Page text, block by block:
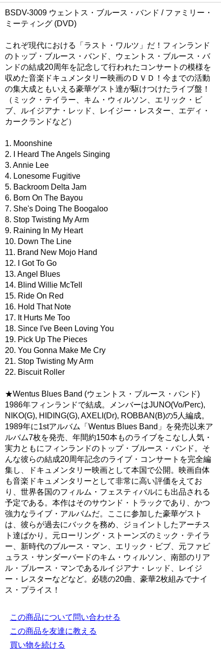
BSDV-3009 ウェントス・ブルース・バンド / ファミリー・
ミーティング (DVD)
これぞ現代における「ラスト・ワルツ」だ！フィンランド
のトップ・ブルース・バンド、ウェントス・ブルース・バ
ンドの結成20周年を記念して行われたコンサートの模様を
収めた音楽ドキュメンタリー映画のＤＶＤ！今までの活動
の集大成ともいえる豪華ゲスト達が駆けつけたライブ盤！
（ミック・テイラー、キム・ウィルソン、エリック・ビ
ブ、ルイジアナ・レッド、レイジー・レスター、エディ・
カークランドなど）
1. Moonshine
2. I Heard The Angels Singing
3. Annie Lee
4. Lonesome Fugitive
5. Backroom Delta Jam
6. Born On The Bayou
7. She's Doing The Boogaloo
8. Stop Twisting My Arm
9. Raining In My Heart
10. Down The Line
11. Brand New Mojo Hand
12. I Got To Go
13. Angel Blues
14. Blind Willie McTell
15. Ride On Red
16. Hold That Note
17. It Hurts Me Too
18. Since I've Been Loving You
19. Pick Up The Pieces
20. You Gonna Make Me Cry
21. Stop Twisting My Arm
22. Biscuit Roller
★Wentus Blues Band (ウェントス・ブルース・バンド)
1986年フィンランドで結成。メンバーはJUNO(Vo/Perc),
NIKO(G), HIDING(G), AXELI(Dr), ROBBAN(B)の5人編成。
1989年に1stアルバム「Wentus Blues Band」を発売以来ア
ルバム7枚を発売、年間約150本ものライブをこなし人気・
実力ともにフィンランドのトップ・ブルース・バンド。そ
んな彼らの結成20周年記念のライブ・コンサートを完全編
集し、ドキュメンタリー映画として本国で公開。映画自体
も音楽ドキュメンタリーとして非常に高い評価をえてお
り、世界各国のフィルム・フェスティバルにも出品される
予定である。本作はそのサウンド・トラックであり、かつ
強力なライブ・アルバムだ。ここに参加した豪華ゲスト
は、彼らが過去にバックを務め、ジョイントしたアーチス
ト達ばかり。元ローリング・ストーンズのミック・テイラ
ー、新時代のブルース・マン、エリック・ビブ、元ファビ
ュラス・サンダーバードのキム・ウィルソン、南部のリア
ル・ブルース・マンであるルイジアナ・レッド、レイジ
ー・レスターなどなど。必聴の20曲、豪華2枚組みでナイ
ス・プライス！
この商品について問い合わせる
この商品を友達に教える
買い物を続ける